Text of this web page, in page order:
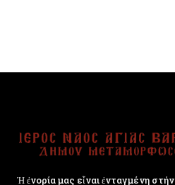
Ἡ ἐνορία μας εἶναι ἐνταγμένη